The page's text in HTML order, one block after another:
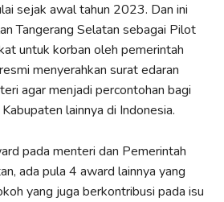
sejak awal tahun 2023. Dan ini
Tangerang Selatan sebagai Pilot
untuk korban oleh pemerintah
menyerahkan surat edaran
agar menjadi percontohan bagi
lainnya di Indonesia.
pada menteri dan Pemerintah
ada pula 4 award lainnya yang
yang juga berkontribusi pada isu